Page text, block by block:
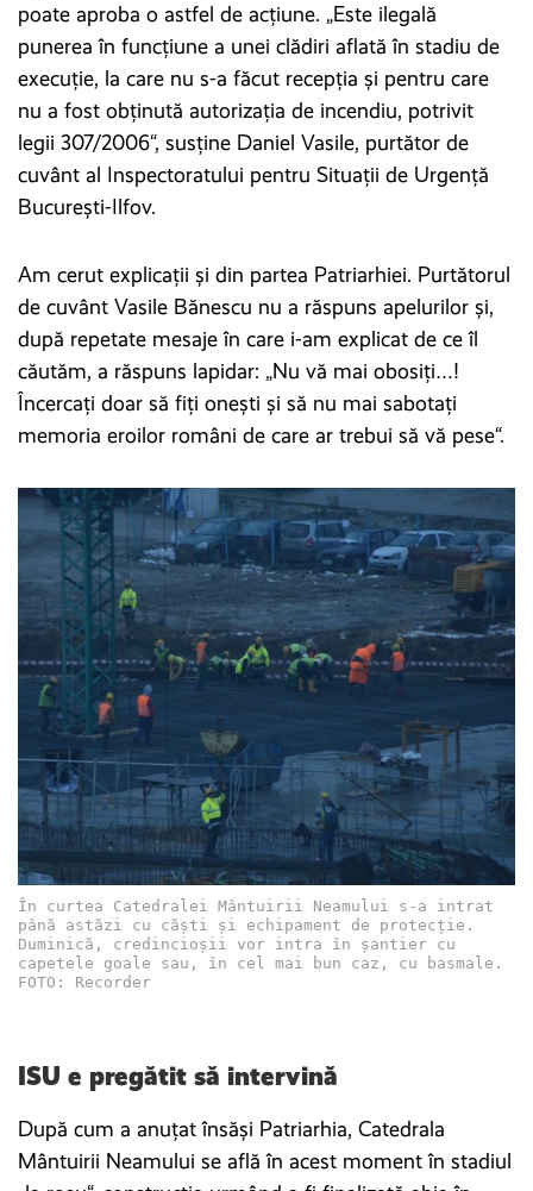
poate aproba o astfel de acţiune. „Este ilegală
punerea în funcțiune a unei clădiri aflată în stadiu de
execuţie, la care nu s-a făcut recepţia şi pentru care
nu a fost obţinută autorizaţia de incendiu, potrivit
legii 307/2006“, susține Daniel Vasile, purtător de
cuvânt al Inspectoratului pentru Situaţii de Urgenţă
Bucureşti-Ilfov.
Am cerut explicații și din partea Patriarhiei. Purtătorul
de cuvânt Vasile Bănescu nu a răspuns apelurilor și,
după repetate mesaje în care i-am explicat de ce îl
căutăm, a răspuns lapidar: „Nu vă mai obosiți…!
Încercați doar să fiți onești și să nu mai sabotați
memoria eroilor români de care ar trebui să vă pese“.
În curtea Catedralei Mântuirii Neamului s-a intrat
până astăzi cu căști și echipament de protecție.
Duminică, credincioșii vor intra în șantier cu
capetele goale sau, în cel mai bun caz, cu basmale.
FOTO: Recorder
ISU e pregătit să intervină
După cum a anuțat însăși Patriarhia, Catedrala
Mântuirii Neamului se află în acest moment în stadiul